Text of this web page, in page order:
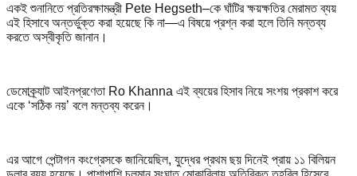
একই শুনানিতে প্রতিরক্ষামন্ত্রী Pete Hegseth–কে ঘাঁটির ক্ষয়ক্ষতির মেরামত ব্যয়
এই হিসাবে অন্তর্ভুক্ত করা হয়েছে কি না—এ বিষয়ে প্রশ্ন করা হলে তিনি মন্তব্য
করতে অস্বীকৃতি জানান।
ডেমোক্র্যাট আইনপ্রণেতা Ro Khanna এই ব্যয়ের হিসাব নিয়ে সংশয় প্রকাশ করে
একে ‘সঠিক নয়’ বলে মন্তব্য করেন।
এর আগে পেন্টাগন কংগ্রেসকে জানিয়েছিল, যুদ্ধের প্রথম ছয় দিনেই প্রায় ১১ বিলিয়ন